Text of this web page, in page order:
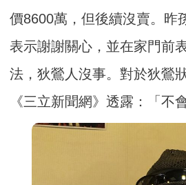
價8600萬，但後續沒賣。昨
表示謝謝關心，並在家門前
法，狄鶯人沒事。對於狄鶯
《三立新聞網》透露：「不